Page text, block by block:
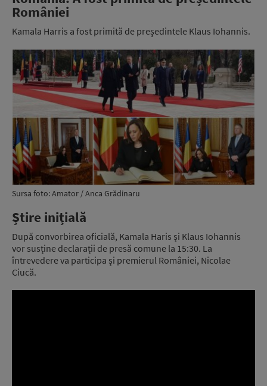
României
Kamala Harris a fost primită de președintele Klaus Iohannis.
Sursa foto: Amator / Anca Grădinaru
Știre inițială
După convorbirea oficială, Kamala Haris și Klaus Iohannis
vor susține declarații de presă comune la 15:30. La
întrevedere va participa și premierul României, Nicolae
Ciucă.